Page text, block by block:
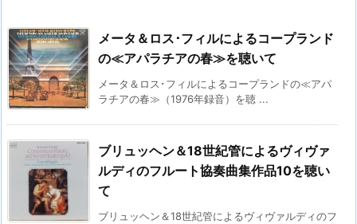
メータ＆ロス･フィルによるコープランド
の≪アパラチアの春≫を聴いて
メータ＆ロス･フィルによるコープランドの≪アパ
ラチアの春≫（1976年録音）を聴 ...
ブリュッヘン＆18世紀管によるヴィヴァ
ルディのフルート協奏曲集作品10を聴い
て
ブリュッヘン＆18世紀管によるヴィヴァルディのフ